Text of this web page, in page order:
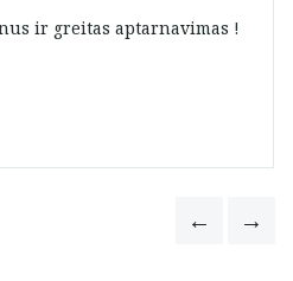
ir greitas aptarnavimas !